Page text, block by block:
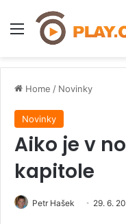
Menu
Home / Novinky
Novinky
Aiko je v
kapitole
Petr Hašek 29. 6.